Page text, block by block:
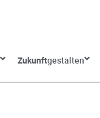
Zukunftgestalten